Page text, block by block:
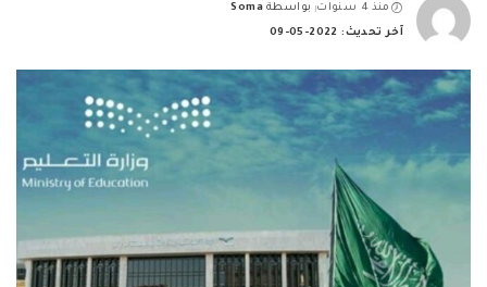
منذ 4 سنوات
Posted
by
بواسطة Soma
آخر تحديث: 2022-05-09